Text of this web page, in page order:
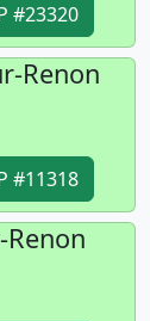
#23320
Renon
#11318